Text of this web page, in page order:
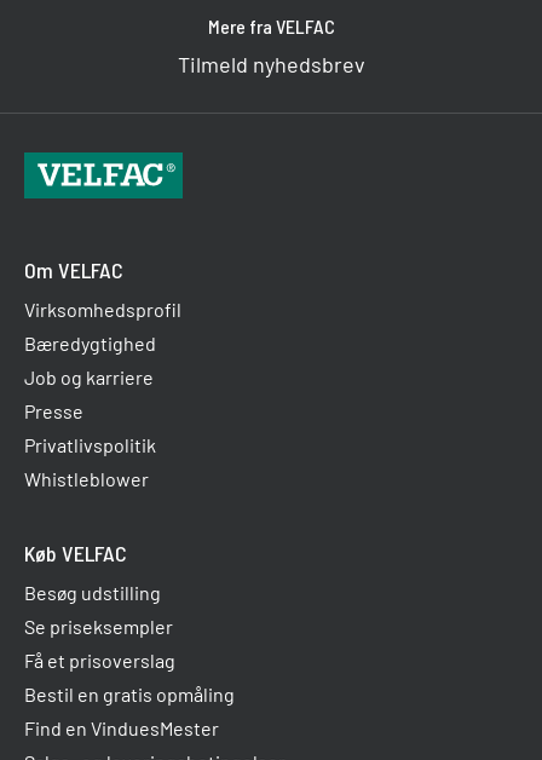
Mere fra VELFAC
Tilmeld nyhedsbrev
Om VELFAC
Virksomhedsprofil
Bæredygtighed
Job og karriere
Presse
Privatlivspolitik
Whistleblower
Køb VELFAC
Besøg udstilling
Se priseksempler
Få et prisoverslag
Bestil en gratis opmåling
Find en VinduesMester